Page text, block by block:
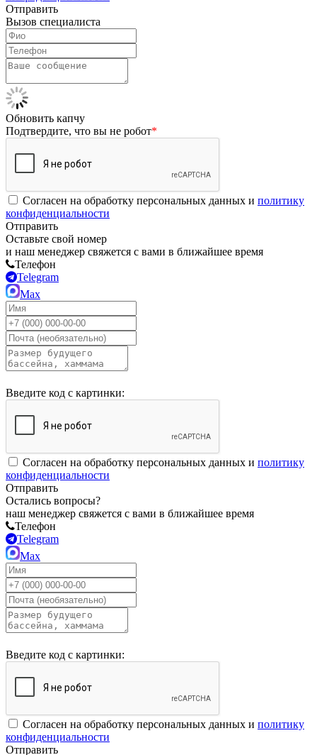
Отправить
Вызов специалиста
Обновить капчу
Подтвердите, что вы не робот*
Согласен на обработку персональных данных и политику
конфиденциальности
Отправить
Оставьте свой номер
и наш менеджер свяжется с вами в ближайшее время
Телефон
Telegram
Max
Введите код с картинки:
Согласен на обработку персональных данных и политику
конфиденциальности
Отправить
Остались вопросы?
наш менеджер свяжется с вами в ближайшее время
Телефон
Telegram
Max
Введите код с картинки:
Согласен на обработку персональных данных и политику
конфиденциальности
Отправить